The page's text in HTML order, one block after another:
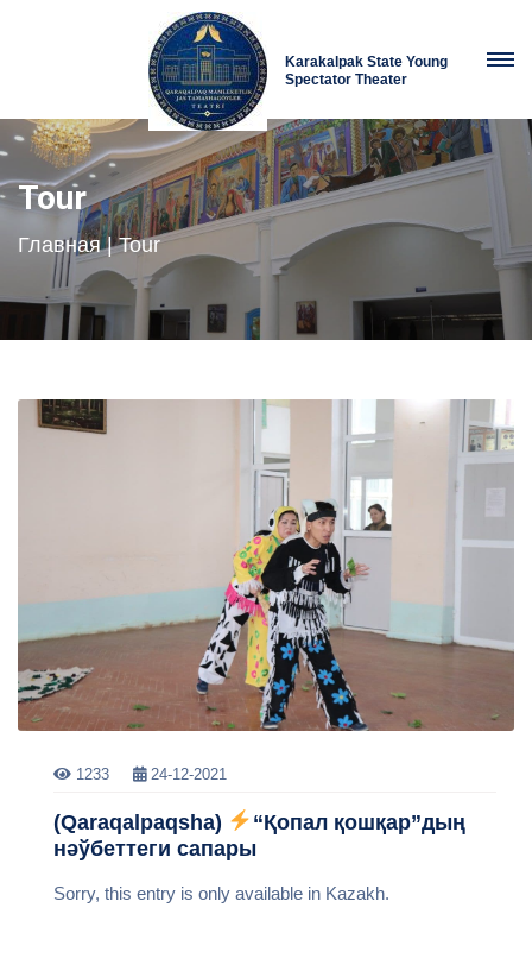
Karakalpak State Young
Spectator Theater
Tour
Главная | Tour
1233 24-12-2021
(Qaraqalpaqsha)
“Қопал қошқар”дың
нәўбеттеги сапары
Sorry, this entry is only available in Kazakh.